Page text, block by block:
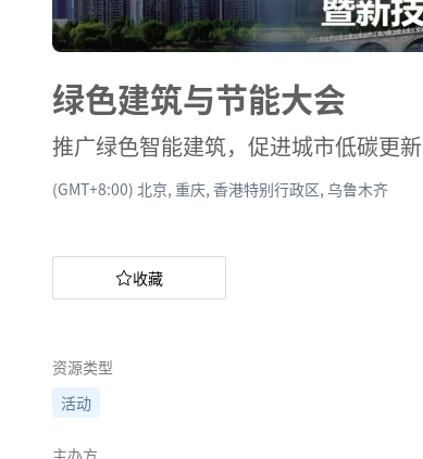
绿色建筑与节能大会
推广绿色智能建筑，促进城市低碳更新
(GMT+8:00) 北京, 重庆, 香港特别行政区, 乌鲁木齐
收藏
资源类型
活动
主办方